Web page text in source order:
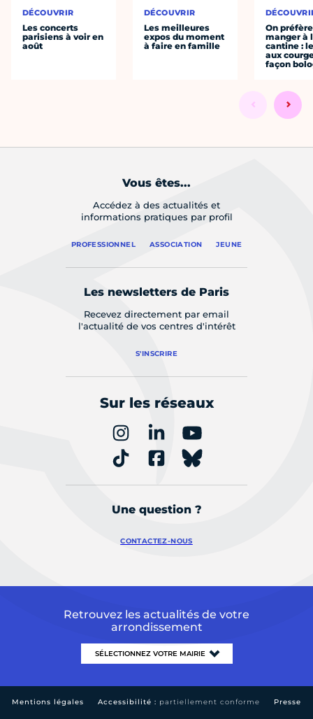
DÉCOUVRIR
Les concerts
parisiens à voir en
août
DÉCOUVRIR
Les meilleures
expos du moment
à faire en famille
On préfère
manger à
cantine :
aux
façon
Vous êtes...
Accédez à des actualités et
informations pratiques par profil
PROFESSIONNEL ASSOCIATION JEUNE
Les newsletters de Paris
Recevez directement par email
l'actualité de vos centres d'intérêt
S'INSCRIRE
Sur les réseaux
Une question ?
CONTACTEZ-NOUS
Retrouvez les actualités de votre
arrondissement
Mentions légales Accessibilité : partiellement conforme Presse